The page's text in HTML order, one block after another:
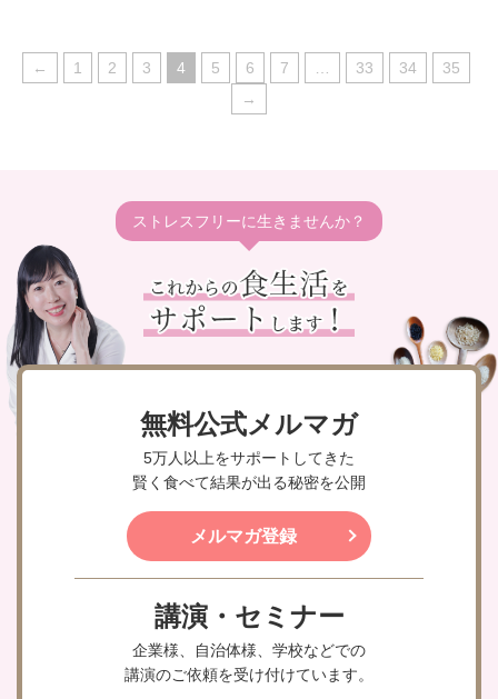
← 1 2 3 4 5 6 7 33 34
35
→
ストレスフリーに生きませんか？
無料公式メルマガ
5万人以上をサポートしてきた
賢く食べて結果が出る秘密を公開
メルマガ登録
講演・セミナー
企業様、自治体様、学校などでの
講演のご依頼を受け付けています。